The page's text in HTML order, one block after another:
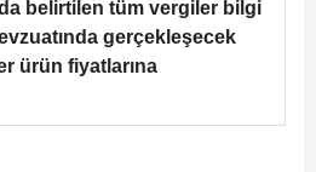
belirtilen tüm vergiler bilgi
gerçekleşecek
ürün fiyatlarına